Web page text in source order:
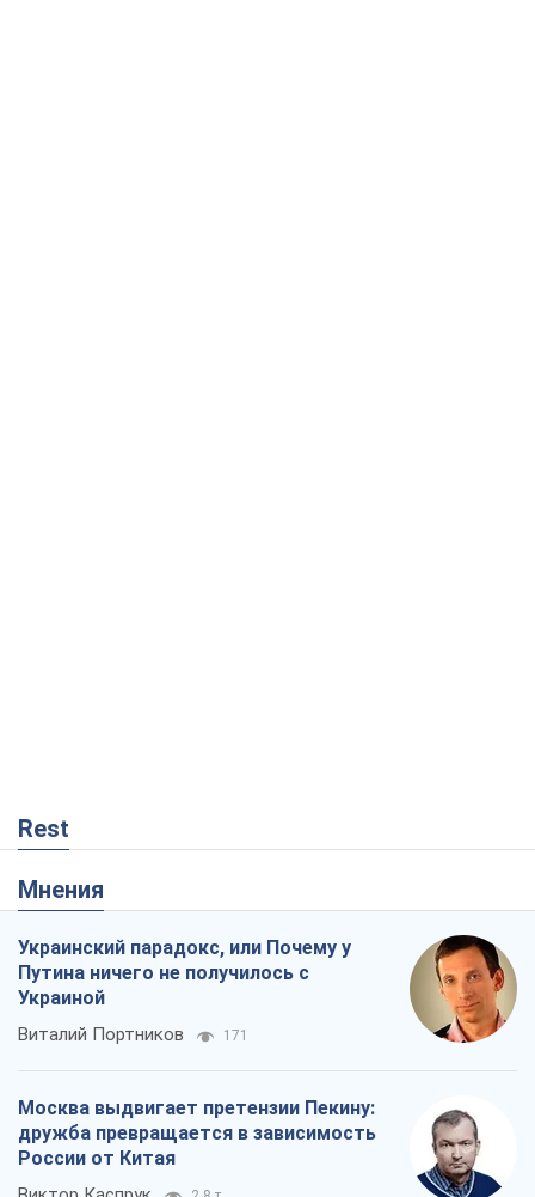
Rest
Мнения
Украинский парадокс, или Почему у
Путина ничего не получилось с
Украиной
Виталий Портников 171
Москва выдвигает претензии Пекину:
дружба превращается в зависимость
России от Китая